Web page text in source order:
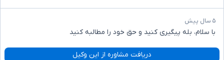
۵ سال پیش
با سلام، بله پیگیری کنید و حق خود را مطالبه کنید
دریافت مشاوره از این وکیل